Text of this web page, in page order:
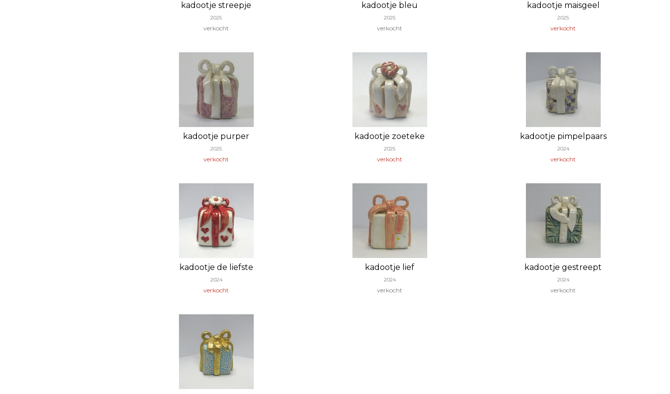
kadootje streepje
2025
verkocht
kadootje bleu
2025
verkocht
kadootje maisgeel
2025
verkocht
kadootje purper
2025
verkocht
kadootje zoeteke
2025
verkocht
kadootje pimpelpaars
2024
verkocht
kadootje de liefste
2024
verkocht
kadootje lief
2024
verkocht
kadootje gestreept
2024
verkocht